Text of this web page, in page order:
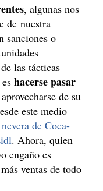
, algunas nos
de nuestra
sanciones o
las tácticas
hacerse pasar
de su
este medio
nevera de Coca-
. Ahora, quien
engaño es
ventas de todo